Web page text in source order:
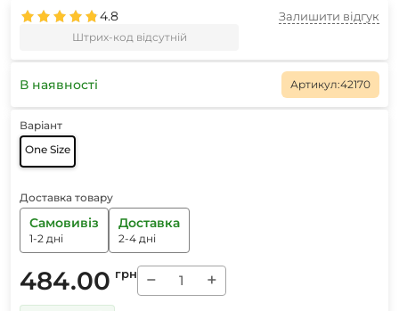
4.8
Штрих-код відсутній
Залишити відгук
В наявності Артикул:42170
Варіант
One Size
Доставка товару
Самовивіз
1-2 дні
Доставка
2-4 дні
484.00 грн − +